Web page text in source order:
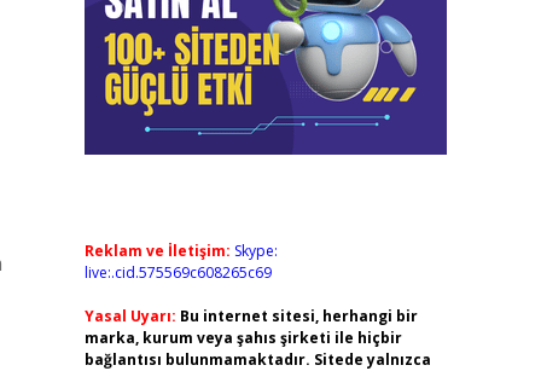
Reklam ve İletişim: Skype:
live:.cid.575569c608265c69
Yasal Uyarı: Bu internet sitesi, herhangi bir
marka, kurum veya şahıs şirketi ile hiçbir
bağlantısı bulunmamaktadır. Sitede yalnızca